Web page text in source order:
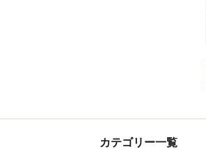
カテゴリー一覧